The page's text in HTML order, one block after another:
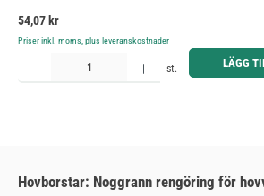
Ordinarie pris:
54,07 kr
Priser inkl. moms, plus leveranskostnader
Produktkvantitet: Ange önskat belopp eller använd knapparna
st. LÄGG
Hovborstar: Noggrann rengöring för